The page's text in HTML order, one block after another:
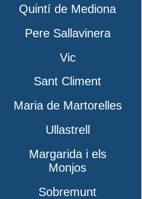
Quintí de Mediona
Pere Sallavinera
Vic
Sant Climent
Maria de Martorelles
Ullastrell
Margarida i els
Monjos
Sobremunt